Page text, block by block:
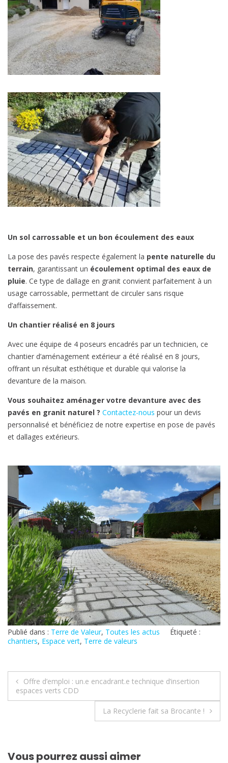
Un sol carrossable et un bon écoulement des eaux
La pose des pavés respecte également la pente naturelle du
terrain, garantissant un écoulement optimal des eaux de
pluie. Ce type de dallage en granit convient parfaitement à un
usage carrossable, permettant de circuler sans risque
d’affaissement.
Un chantier réalisé en 8 jours
Avec une équipe de 4 poseurs encadrés par un technicien, ce
chantier d’aménagement extérieur a été réalisé en 8 jours,
offrant un résultat esthétique et durable qui valorise la
devanture de la maison.
Vous souhaitez aménager votre devanture avec des
pavés en granit naturel ? Contactez-nous pour un devis
personnalisé et bénéficiez de notre expertise en pose de pavés
et dallages extérieurs.
Publié dans : Terre de Valeur, Toutes les actus
Étiqueté :
chantiers, Espace vert, Terre de valeurs
Navigation
de
Offre d’emploi : un.e encadrant.e technique d’insertion
espaces verts CDD
La Recyclerie fait sa Brocante !
Vous pourrez aussi aimer